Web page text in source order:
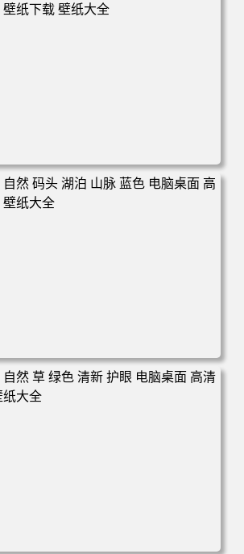
纸下载 壁纸大全
风景 火山 喷发 烟雾 艺术 山脉 电脑桌
载 壁纸大全
码头 湖泊 山脉 蓝色 电脑桌面 高清壁纸